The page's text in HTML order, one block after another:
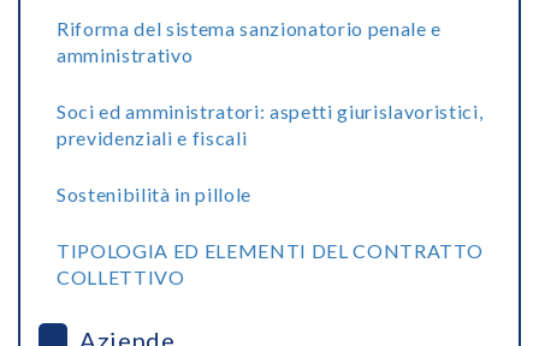
Riforma del sistema sanzionatorio penale e
amministrativo
Soci ed amministratori: aspetti giurislavoristici,
previdenziali e fiscali
Sostenibilità in pillole
TIPOLOGIA ED ELEMENTI DEL CONTRATTO
COLLETTIVO
Aziende